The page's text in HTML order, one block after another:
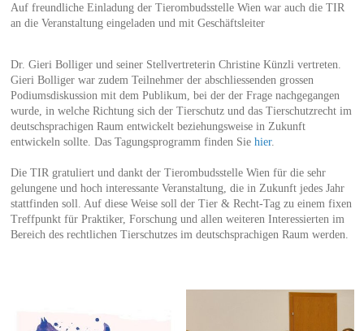
Auf freundliche Einladung der Tierombudsstelle Wien war auch die TIR
an die Veranstaltung eingeladen und mit Geschäftsleiter
Dr. Gieri Bolliger und seiner Stellvertreterin Christine Künzli vertreten.
Gieri Bolliger war zudem Teilnehmer der abschliessenden grossen
Podiumsdiskussion mit dem Publikum, bei der der Frage nachgegangen
wurde, in welche Richtung sich der Tierschutz und das Tierschutzrecht im
deutschsprachigen Raum entwickelt beziehungsweise in Zukunft
entwickeln sollte. Das Tagungsprogramm finden Sie hier.
Die TIR gratuliert und dankt der Tierombudsstelle Wien für die sehr
gelungene und hoch interessante Veranstaltung, die in Zukunft jedes Jahr
stattfinden soll. Auf diese Weise soll der Tier & Recht-Tag zu einem fixen
Treffpunkt für Praktiker, Forschung und allen weiteren Interessierten im
Bereich des rechtlichen Tierschutzes im deutschsprachigen Raum werden.